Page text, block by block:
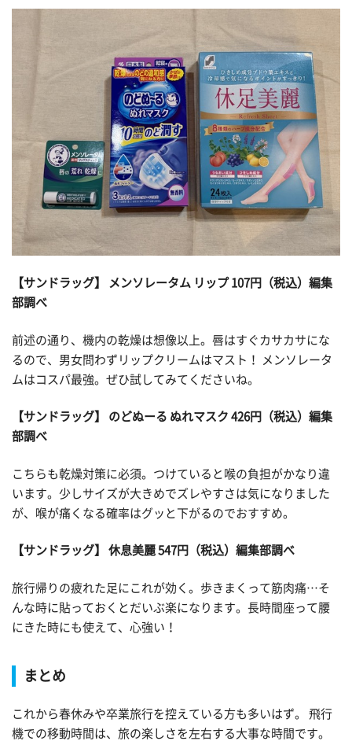
【サンドラッグ】 メンソレータム リップ 107円（税込）編集
部調べ
前述の通り、機内の乾燥は想像以上。唇はすぐカサカサにな
るので、男女問わずリップクリームはマスト！ メンソレータ
ムはコスパ最強。ぜひ試してみてくださいね。
【サンドラッグ】 のどぬーる ぬれマスク 426円（税込）編集
部調べ
こちらも乾燥対策に必須。つけていると喉の負担がかなり違
います。少しサイズが大きめでズレやすさは気になりました
が、喉が痛くなる確率はグッと下がるのでおすすめ。
【サンドラッグ】 休息美麗 547円（税込）編集部調べ
旅行帰りの疲れた足にこれが効く。歩きまくって筋肉痛…そ
んな時に貼っておくとだいぶ楽になります。長時間座って腰
にきた時にも使えて、心強い！
まとめ
これから春休みや卒業旅行を控えている方も多いはず。 飛行
機での移動時間は、旅の楽しさを左右する大事な時間です。